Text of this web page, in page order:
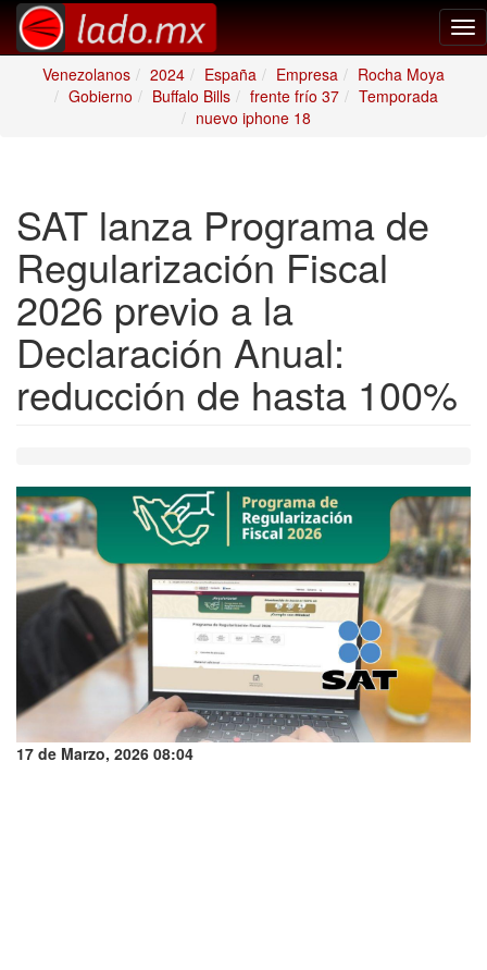
Venezolanos
2024 España Empresa
Rocha Moya
Gobierno
Buffalo Bills frente frío 37
Temporada
nuevo iphone 18
SAT lanza Programa de
Regularización Fiscal
2026 previo a la
Declaración Anual:
reducción de hasta 100%
17 de Marzo, 2026 08:04